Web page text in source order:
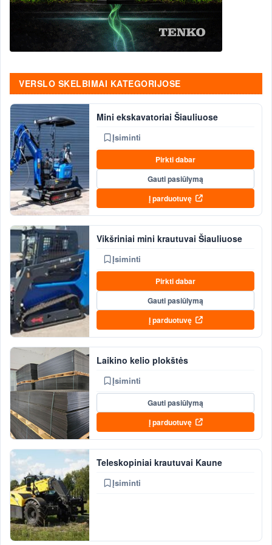
VERSLO SKELBIMAI KATEGORIJOSE
Mini ekskavatoriai Šiauliuose
Įsiminti
Pirkti dabar
Gauti pasiūlymą
Į parduotuvę
Vikšriniai mini krautuvai Šiauliuose
Įsiminti
Pirkti dabar
Gauti pasiūlymą
Į parduotuvę
Laikino kelio plokštės
Įsiminti
Gauti pasiūlymą
Į parduotuvę
Teleskopiniai krautuvai Kaune
Įsiminti